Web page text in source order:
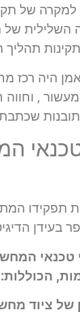
למקרה של
של
תהליך
היה רכז
,
תפקידו
בעידן
טכנאי
הכוללות:
של ציוד